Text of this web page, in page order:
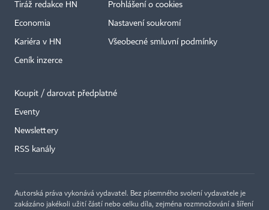
Tiráž redakce HN
Economia
Kariéra v HN
Ceník inzerce
Prohlášení o cookies
Nastavení soukromí
Všeobecné smluvní podmínky
Koupit / darovat předplatné
Eventy
Newslettery
RSS kanály
Autorská práva vykonává vydavatel. Bez písemného svolení vydavatele je
zakázáno jakékoli užití částí nebo celku díla, zejména rozmnožování a šíření